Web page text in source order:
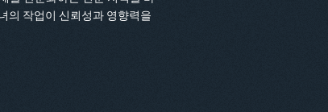
KO
의 작업이 신뢰성과 영향력을